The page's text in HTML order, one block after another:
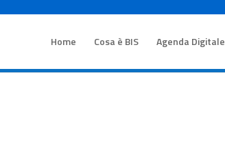
Home Cosa è BIS Agenda Digitale